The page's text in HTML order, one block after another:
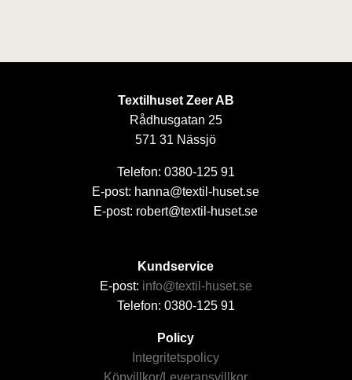
Textilhuset Zeer AB
Rådhusgatan 25
571 31 Nässjö
Telefon: 0380-125 91
E-post: hanna@textil-huset.se
E-post: robert@textil-huset.se
Kundservice
E-post: info@textil-huset.se
Telefon: 0380-125 91
Policy
Integritetspolicy
Köpvillkor/Leveransvillkor